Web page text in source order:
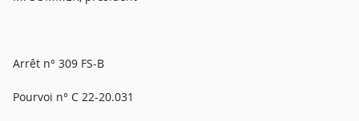
Arrêt n° 309 FS-B
Pourvoi n° C 22-20.031